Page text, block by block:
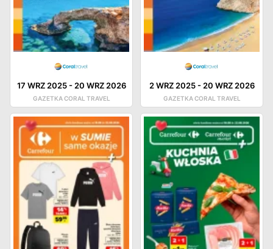
17 WRZ 2025-20 WRZ 2026
GAZETKA CORAL TRAVEL
2 WRZ 2025-20 WRZ 2026
GAZETKA CORAL TRAVEL